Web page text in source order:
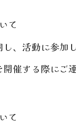
て
活動に参加
する際にご連
て